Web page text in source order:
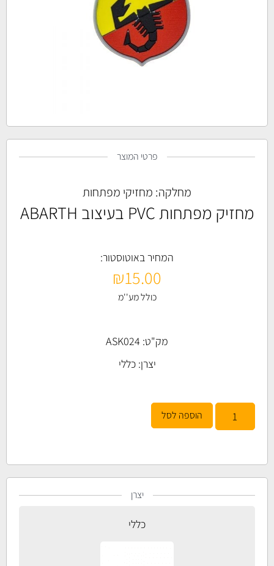
פרטי המוצר
מחלקה: מחזיקי מפתחות
מחזיק מפתחות PVC בעיצוב ABARTH
המחיר באוטוסטור:
₪15.00
כולל מע''מ
מק"ט: ASK024
יצרן:כללי
הוספה לסל
יצרן
כללי